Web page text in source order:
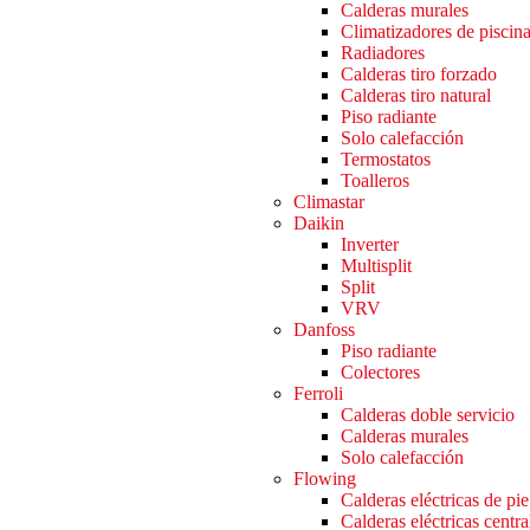
Calderas murales
Climatizadores de piscina
Radiadores
Calderas tiro forzado
Calderas tiro natural
Piso radiante
Solo calefacción
Termostatos
Toalleros
Climastar
Daikin
Inverter
Multisplit
Split
VRV
Danfoss
Piso radiante
Colectores
Ferroli
Calderas doble servicio
Calderas murales
Solo calefacción
Flowing
Calderas eléctricas de pie
Calderas eléctricas